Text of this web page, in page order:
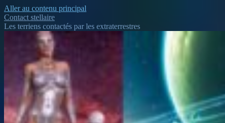
Aller au contenu principal
Contact stellaire
Les terriens contactés par les extraterrestres